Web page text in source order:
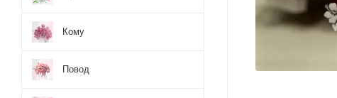
Кому
Повод